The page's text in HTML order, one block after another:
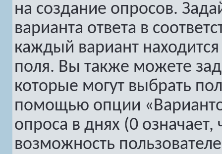
на создание опросов.
варианта ответа в
каждый вариант находится
поля. Вы также можете
которые могут выбрать
помощью опции
опроса в днях (0
возможность